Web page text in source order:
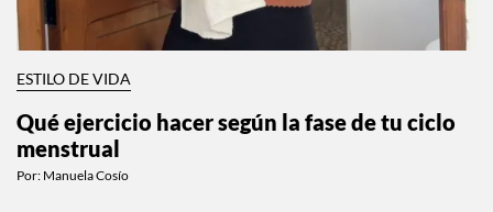
ESTILO DE VIDA
Qué ejercicio hacer según la fase de tu ciclo
menstrual
Por: Manuela Cosío